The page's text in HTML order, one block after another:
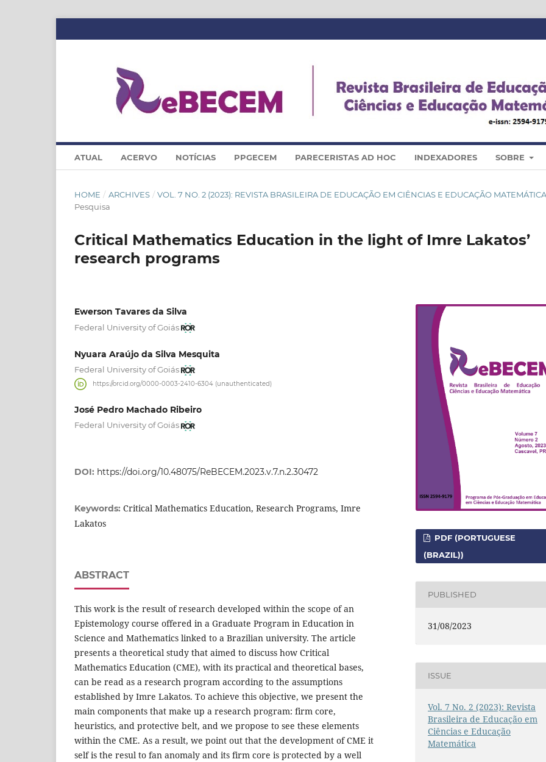
ATUAL ACERVO NOTÍCIAS PPGECEM PARECERISTAS AD HOC INDEXADORES SOBRE
HOME / ARCHIVES / VOL. 7 NO. 2 (2023): REVISTA BRASILEIRA DE EDUCAÇÃO EM CIÊNCIAS E EDUCAÇÃO MATEMÁTICA
Pesquisa
Critical Mathematics Education in the light of Imre Lakatos’
research programs
Ewerson Tavares da Silva
Federal University of Goiás
Nyuara Araújo da Silva Mesquita
Federal University of Goiás
https://orcid.org/0000-0003-2410-6304 (unauthenticated)
José Pedro Machado Ribeiro
Federal University of Goiás
DOI: https://doi.org/10.48075/ReBECEM.2023.v.7.n.2.30472
Keywords: Critical Mathematics Education, Research Programs, Imre
Lakatos
ABSTRACT
This work is the result of research developed within the scope of an
Epistemology course offered in a Graduate Program in Education in
Science and Mathematics linked to a Brazilian university. The article
presents a theoretical study that aimed to discuss how Critical
Mathematics Education (CME), with its practical and theoretical bases,
can be read as a research program according to the assumptions
established by Imre Lakatos. To achieve this objective, we present the
main components that make up a research program: firm core,
heuristics, and protective belt, and we propose to see these elements
within the CME. As a result, we point out that the development of CME it
self is the resul to fan anomaly and its firm core is protected by a well
PDF (PORTUGUESE
(BRAZIL))
PUBLISHED
31/08/2023
ISSUE
Vol. 7 No. 2 (2023): Revista
Brasileira de Educação em
Ciências e Educação
Matemática